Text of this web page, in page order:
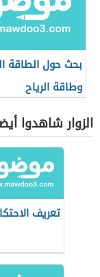
بحث حول الطاقة
وطاقة الرياح
الزوار شاهدوا
تعريف